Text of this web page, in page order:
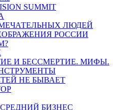
SUMMIT
ЛЮДЕЙ
РОССИИ
И БЕССМЕРТИЕ. МИФЫ.
НЕ БЫВАЕТ
БИЗНЕС